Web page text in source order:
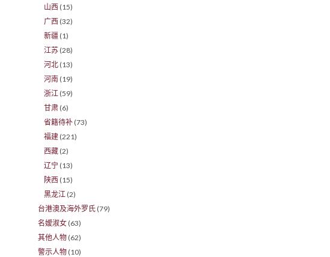
山西 (15)
广西 (32)
新疆 (1)
江苏 (28)
河北 (13)
河南 (19)
浙江 (59)
甘肃 (6)
省籍待补 (73)
福建 (221)
西藏 (2)
辽宁 (13)
陕西 (15)
黑龙江 (2)
台港澳及海外罗氏 (79)
名嫒淑女 (63)
其他人物 (62)
警示人物 (10)